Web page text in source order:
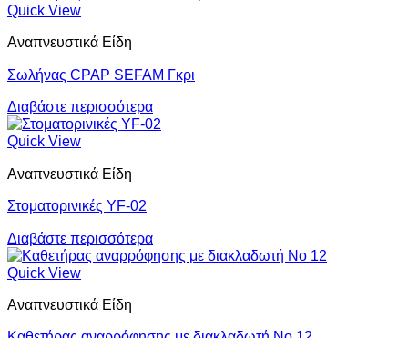
Quick View
Αναπνευστικά Είδη
Σωλήνας CPAP SEFAM Γκρι
Διαβάστε περισσότερα
Quick View
Αναπνευστικά Είδη
Στοματορινικές YF-02
Διαβάστε περισσότερα
Quick View
Αναπνευστικά Είδη